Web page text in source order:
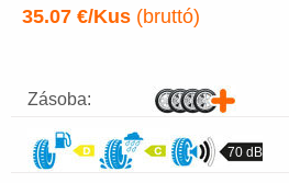
35.07 €/Kus (bruttó)
Zásoba:
70 dB